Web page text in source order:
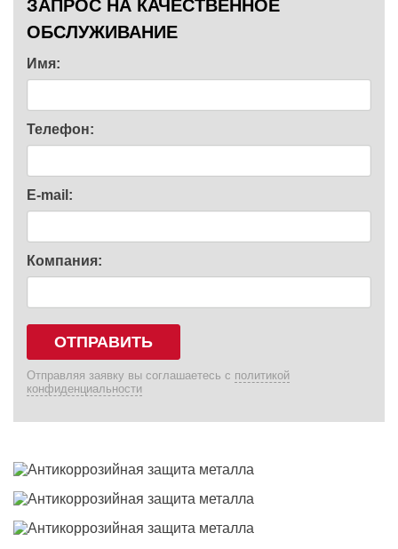
ЗАПРОС НА КАЧЕСТВЕННОЕ
ОБСЛУЖИВАНИЕ
Имя:
Телефон:
E-mail:
Компания:
ОТПРАВИТЬ
Отправляя заявку вы соглашаетесь с политикой
конфиденциальности